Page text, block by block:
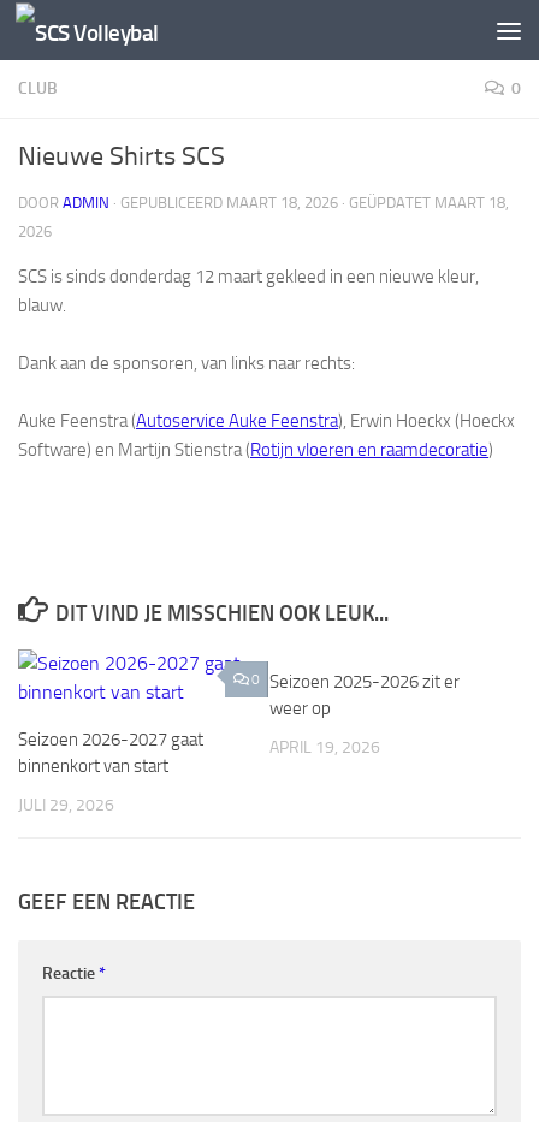
Doorgaan naar inhoud
CLUB 0
Nieuwe Shirts SCS
DOOR ADMIN · GEPUBLICEERD MAART 18, 2026 · GEÜPDATET MAART 18,
2026
SCS is sinds donderdag 12 maart gekleed in een nieuwe kleur,
blauw.
Dank aan de sponsoren, van links naar rechts:
Auke Feenstra (Autoservice Auke Feenstra), Erwin Hoeckx (Hoeckx
Software) en Martijn Stienstra (Rotijn vloeren en raamdecoratie)
DIT VIND JE MISSCHIEN OOK LEUK...
0
Seizoen 2026-2027 gaat
binnenkort van start
JULI 29, 2026
Seizoen 2025-2026 zit er
weer op
APRIL 19, 2026
GEEF EEN REACTIE
Reactie*